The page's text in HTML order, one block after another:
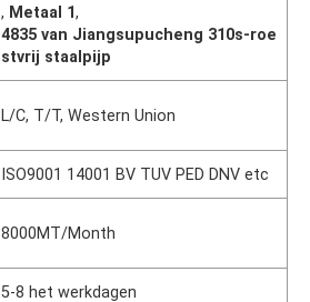
, Metaal 1,
4835 van Jiangsupucheng 310s-roe
stvrij staalpijp
L/C, T/T, Western Union
ISO9001 14001 BV TUV PED DNV etc
8000MT/Month
5-8 het werkdagen